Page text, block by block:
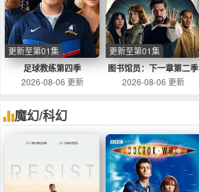
足球教练第四季
更新至第01集
2026-08-06 更新
图书馆员：下一章第二季
更新至第01集
2026-08-06 更新
魔幻/科幻